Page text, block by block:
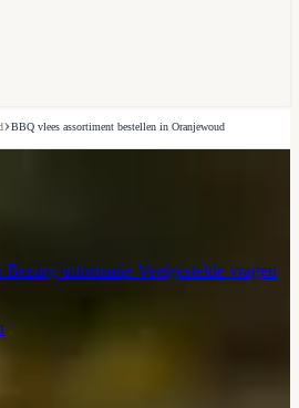
Bezorg informatie Veelgestelde vragen
›BBQ vlees assortiment bestellen in Oranjewoud